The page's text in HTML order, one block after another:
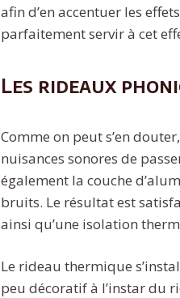
afin d’en accentuer les
parfaitement servir à cet
Les rideaux
Comme on peut s’en
nuisances sonores de
également la couche
bruits. Le résultat est
ainsi qu’une isolation
Le rideau thermique
peu décoratif à l’instar du